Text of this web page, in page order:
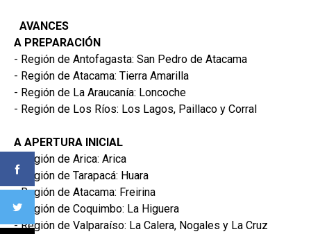
AVANCES
A PREPARACIÓN
- Región de Antofagasta: San Pedro de Atacama
- Región de Atacama: Tierra Amarilla
- Región de La Araucanía: Loncoche
- Región de Los Ríos: Los Lagos, Paillaco y Corral
A APERTURA INICIAL
- Región de Arica: Arica
- Región de Tarapacá: Huara
- Región de Atacama: Freirina
- Región de Coquimbo: La Higuera
- Región de Valparaíso: La Calera, Nogales y La Cruz